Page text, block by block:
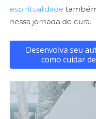
espiritualidade
nessa jornada de cura.
Desenvolva seu
como cuidar